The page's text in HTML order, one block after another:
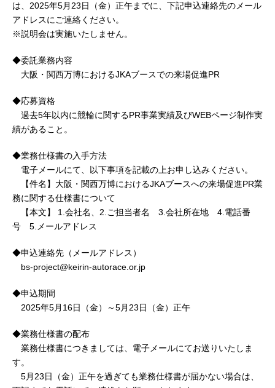
は、2025年5月23日（金）正午までに、下記申込連絡先のメール
アドレスにご連絡ください。
※説明会は実施いたしません。
◆委託業務内容
大阪・関西万博におけるJKAブースでの来場促進PR
◆応募資格
過去5年以内に競輪に関するPR事業実績及びWEBページ制作実
績があること。
◆業務仕様書の入手方法
電子メールにて、以下事項を記載の上お申し込みください。
【件名】大阪・関西万博におけるJKAブースへの来場促進PR業
務に関する仕様書について
【本文】 1.会社名、2.ご担当者名 3.会社所在地 4.電話番
号 5.メールアドレス
◆申込連絡先（メールアドレス）
bs-project@keirin-autorace.or.jp
◆申込期間
2025年5月16日（金）～5月23日（金）正午
◆業務仕様書の配布
業務仕様書につきましては、電子メールにてお送りいたしま
す。
5月23日（金）正午を過ぎても業務仕様書が届かない場合は、